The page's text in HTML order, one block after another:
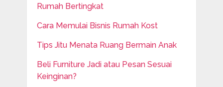
Rumah Bertingkat
Cara Memulai Bisnis Rumah Kost
Tips Jitu Menata Ruang Bermain Anak
Beli Furniture Jadi atau Pesan Sesuai
Keinginan?